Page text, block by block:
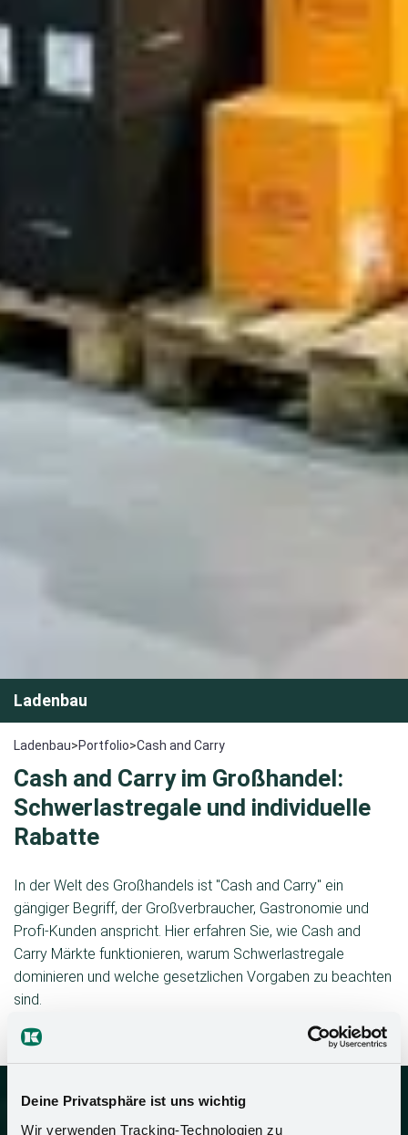
Deine Privatsphäre ist uns wichtig
Wir verwenden Tracking-Technologien zu
Ladenbau
Ladenbau>Portfolio>Cash and Carry
Cash and Carry im Großhandel:
Schwerlastregale und individuelle
Rabatte
In der Welt des Großhandels ist "Cash and Carry" ein
gängiger Begriff, der Großverbraucher, Gastronomie und
Profi-Kunden anspricht. Hier erfahren Sie, wie Cash and
Carry Märkte funktionieren, warum Schwerlastregale
dominieren und welche gesetzlichen Vorgaben zu beachten
sind.